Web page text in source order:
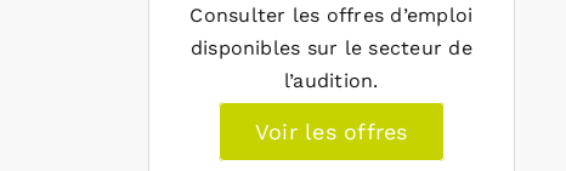
Consulter les offres d’emploi
disponibles sur le secteur de
l’audition.
Voir les offres